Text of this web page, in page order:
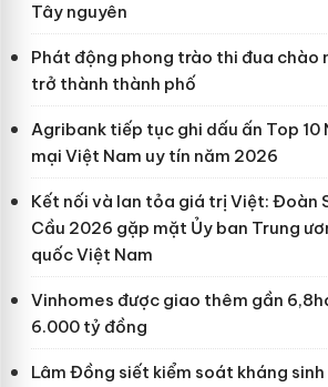
Tây nguyên
Phát động phong trào thi đua chào
trở thành thành phố
Agribank tiếp tục ghi dấu ấn Top 10
mại Việt Nam uy tín năm 2026
Kết nối và lan tỏa giá trị Việt: Đoàn
Cầu 2026 gặp mặt Ủy ban Trung
quốc Việt Nam
Vinhomes được giao thêm gần
6.000 tỷ đồng
Lâm Đồng siết kiểm soát kháng